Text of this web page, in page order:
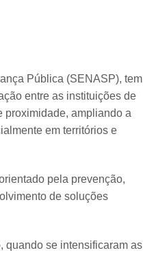
Pública (SENASP), tem
entre as instituições de
proximidade, ampliando a
em territórios e
pela prevenção,
de soluções
quando se intensificaram as